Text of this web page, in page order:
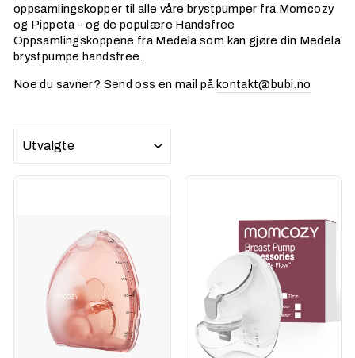
oppsamlingskopper til alle våre brystpumper fra Momcozy
og Pippeta - og de populære Handsfree
Oppsamlingskoppene fra Medela som kan gjøre din Medela
brystpumpe handsfree.
Noe du savner? Send oss en mail på kontakt@bubi.no